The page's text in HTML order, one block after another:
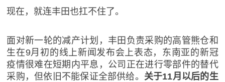
现在，就连丰田也扛不住了。
面对新一轮的减产计划，丰田负责采购的高管熊仓和
生在9月初的线上新闻发布会上表态，东南亚的新冠
疫情很难在短期内平息，公司正在进行零部件的替代
采购，但依旧不能保证全部供给。 关于11月以后的生